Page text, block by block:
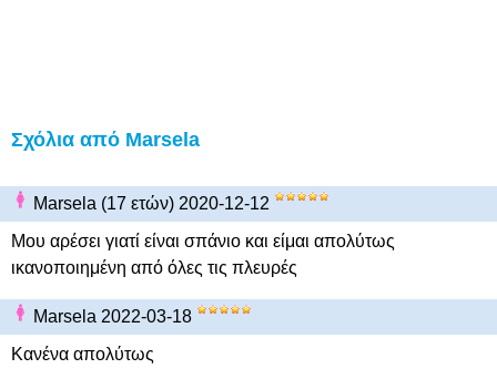
Σχόλια από Marsela
Marsela (17 ετών) 2020-12-12
Μου αρέσει γιατί είναι σπάνιο και είμαι απολύτως
ικανοποιημένη από όλες τις πλευρές
Marsela 2022-03-18
Κανένα απολύτως